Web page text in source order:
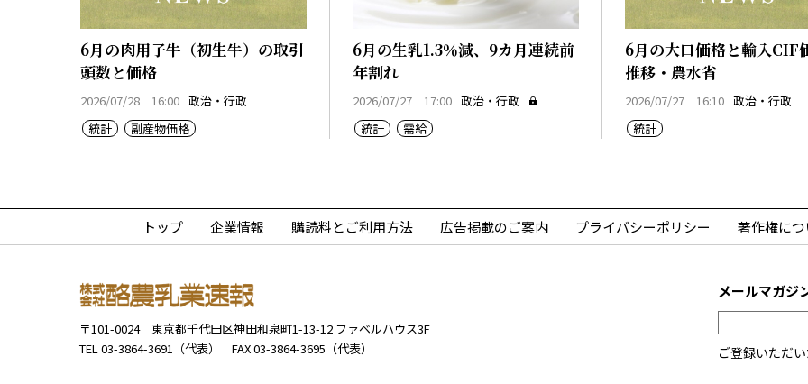
6月の肉用子牛（初生牛）の取引
頭数と価格
2026/07/28 16:00 政治・行政
統計
副産物価格
6月の生乳1.3％減、9カ月連続前
年割れ
2026/07/27 17:00 政治・行政
統計
需給
6月の大口価格と輸入CIF
推移・農水省
2026/07/27 16:10 政治・行政
統計
トップ 企業情報 購読料とご利用方法 広告掲載のご案内 プライバシーポリシー 著作権に
〒101-0024 東京都千代田区神田和泉町1-13-12 ファベルハウス3F
TEL 03-3864-3691（代表）
FAX 03-3864-3695（代表）
メールマガジ
ご登録いただ